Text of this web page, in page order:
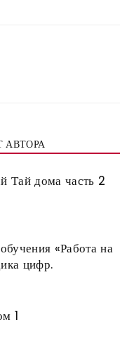
АВТОРА
Тай дома часть 2
«Работа на
цифр.
1